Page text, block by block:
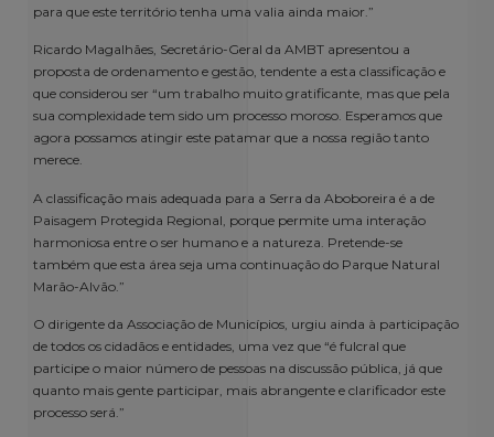
para que este território tenha uma valia ainda maior.”
Ricardo Magalhães, Secretário-Geral da AMBT apresentou a
proposta de ordenamento e gestão, tendente a esta classificação e
que considerou ser “um trabalho muito gratificante, mas que pela
sua complexidade tem sido um processo moroso. Esperamos que
agora possamos atingir este patamar que a nossa região tanto
merece.
A classificação mais adequada para a Serra da Aboboreira é a de
Paisagem Protegida Regional, porque permite uma interação
harmoniosa entre o ser humano e a natureza. Pretende-se
também que esta área seja uma continuação do Parque Natural
Marão-Alvão.”
O dirigente da Associação de Municípios, urgiu ainda à participação
de todos os cidadãos e entidades, uma vez que “é fulcral que
participe o maior número de pessoas na discussão pública, já que
quanto mais gente participar, mais abrangente e clarificador este
processo será.”